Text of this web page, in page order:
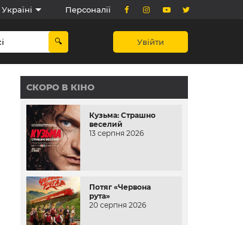
Персоналії
Увійти
СКОРО В КІНО
Кузьма: Страшно
веселий
13 серпня 2026
Потяг «Червона
рута»
20 серпня 2026